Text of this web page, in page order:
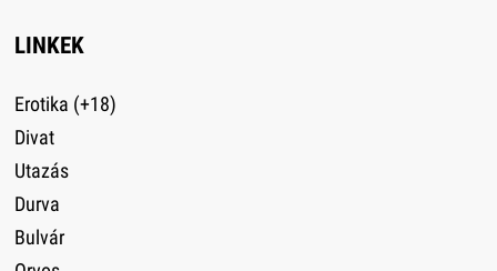
LINKEK
Erotika (+18)
Divat
Utazás
Durva
Bulvár